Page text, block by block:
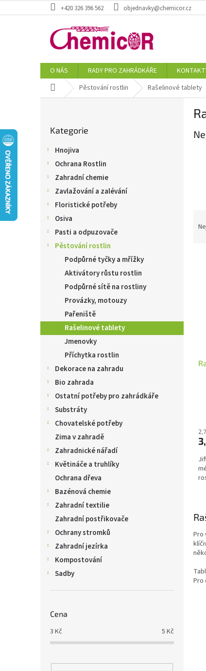
na
+420 326 396 562 objednavky@chemicor.cz
O NÁS RADY PRO ZAHRÁDKÁŘE
Domů Pěstování rostlin Rašelinové tablety
kategorie
Kategorie
Hnojiva
Ochrana Rostlin
Zahradní chemie
Zavlažování a zalévání
Floristické potřeby
Osiva
Pasti a odpuzovače
Pěstování rostlin
Podpůrné tyčky a mřížky
Aktivátory růstu rostlin
Podpůrné sítě na rostliny
Provázky, motouzy
Pařeniště
Rašelinové tablety
Jmenovky
Příchytka rostlin
Dekorace na zahradu
Bio zahrada
Ostatní potřeby pro zahrádkáře
Substráty
Chovatelské potřeby
Zima v zahradě
Zahradnické nářadí
Květináče a truhlíky
Ochrana dřeva
Bazénová chemie
Zahradní textilie
Zahradní postřikovače
Ochrany stromků
Zahradní jezírka
Kompostování
Sadby
Cena
3 Kč 5 Kč
Pro
Pro